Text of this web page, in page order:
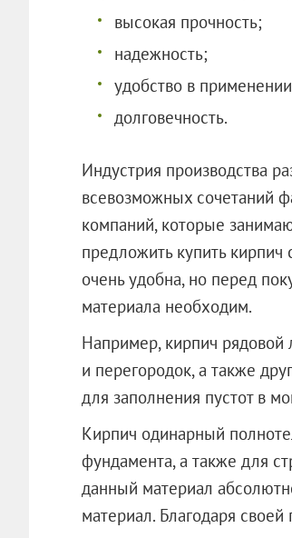
высокая прочность;
надежность;
удобство в
долговечность.
Индустрия производства
всевозможных сочетаний
компаний, которые
предложить купить кирпич
очень удобна, но перед
материала необходим.
Например, кирпич рядовой
и перегородок, а также
для заполнения пустот в
Кирпич одинарный
фундамента, а также для
данный материал
материал. Благодаря